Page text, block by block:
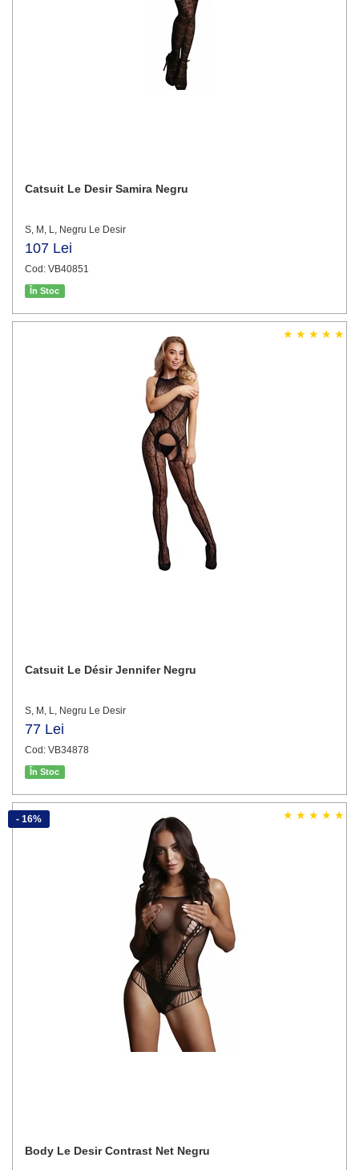
Catsuit Le Desir Samira Negru
S, M, L, Negru Le Desir
107 Lei
Cod: VB40851
În Stoc
Catsuit Le Désir Jennifer Negru
S, M, L, Negru Le Desir
77 Lei
Cod: VB34878
În Stoc
Body Le Desir Contrast Net Negru
- 16%